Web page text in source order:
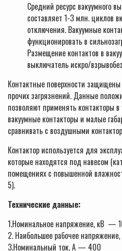
Средний ресурс вакуумного
составляет 1-3 млн. циклов
отключения. Вакуумные
функционировать в
Размещение контактов в
выключатель искро/
Контактные поверхности
прочих загрязнений. Данные
позволяют применять контакторы
вакуумные контакторы и малые
сравнивать с воздушными
Контактор используется для
которые находятся под навесом
помещениях с повышенной
5).
Технические данные:
1.Номинальное напряжение, кВ —
2. Наибольшее рабочее
3.Номинальный ток, А — 400